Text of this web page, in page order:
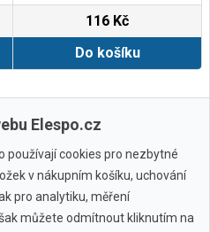
116 Kč
Do košíku
další
Elespo.cz
používají cookies pro nezbytné
v nákupním košíku, uchování
pro analytiku, měření
můžete odmítnout kliknutím na